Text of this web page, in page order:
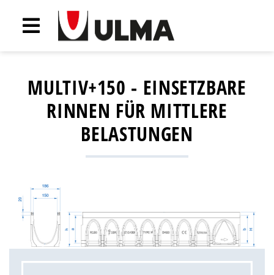
MULTIV+150 - EINSETZBARE
RINNEN FÜR MITTLERE
BELASTUNGEN